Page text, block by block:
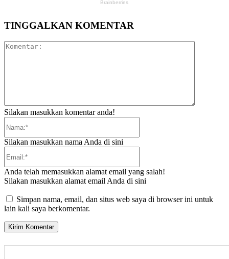
TINGGALKAN KOMENTAR
Silakan masukkan komentar anda!
Silakan masukkan nama Anda di sini
Anda telah memasukkan alamat email yang salah!
Silakan masukkan alamat email Anda di sini
Simpan nama, email, dan situs web saya di browser ini untuk
lain kali saya berkomentar.